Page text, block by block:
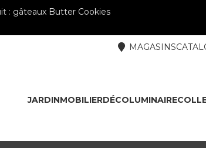
: gâteaux Butter Cookies
MAGASINS
JARDINMOBILIERDÉCOLUMINAIRE